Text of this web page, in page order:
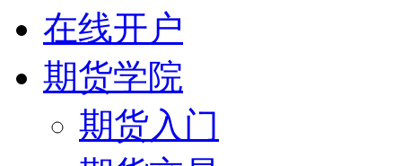
在线开户
期货学院
期货入门